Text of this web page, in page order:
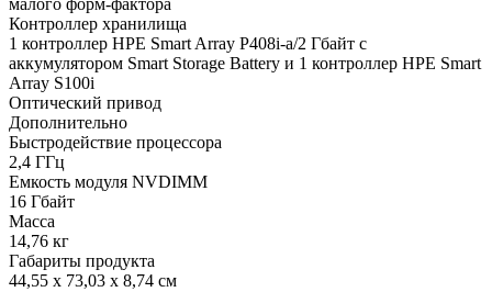
малого форм-фактора
Контроллер хранилища
1 контроллер HPE Smart Array P408i-a/2 Гбайт с
аккумулятором Smart Storage Battery и 1 контроллер HPE Smart
Array S100i
Оптический привод
Дополнительно
Быстродействие процессора
2,4 ГГц
Емкость модуля NVDIMM
16 Гбайт
Масса
14,76 кг
Габариты продукта
44,55 x 73,03 x 8,74 см